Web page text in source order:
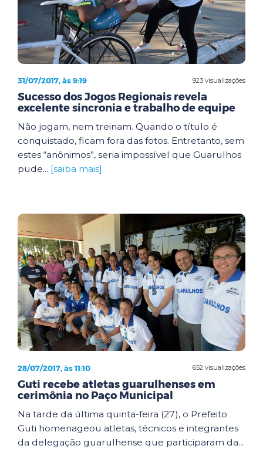
923 visualizações
31/07/2017, às 9:19
Sucesso dos Jogos Regionais revela
excelente sincronia e trabalho de equipe
Não jogam, nem treinam. Quando o título é
conquistado, ficam fora das fotos. Entretanto, sem
estes “anônimos”, seria impossível que Guarulhos
pude... [saiba mais]
652 visualizações
28/07/2017, às 11:10
Guti recebe atletas guarulhenses em
cerimônia no Paço Municipal
Na tarde da última quinta-feira (27), o Prefeito
Guti homenageou atletas, técnicos e integrantes
da delegação guarulhense que participaram da...